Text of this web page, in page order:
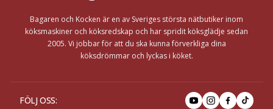
Bagaren och Kocken är en av Sveriges största nätbutiker inom
köksmaskiner och köksredskap och har spridit köksglädje sedan
2005. Vi jobbar för att du ska kunna förverkliga dina
köksdrömmar och lyckas i köket.
FÖLJ OSS: